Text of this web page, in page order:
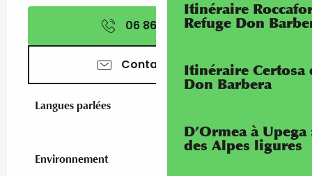
Itinéraire
Refuge Don
Itinéraire Certosa
Don Barbera
D’Ormea à
des Alpes ligures
06 86 46 33▒▒
Contactez-nous
Langues parlées
Langues parlées
Environnement
Environnement